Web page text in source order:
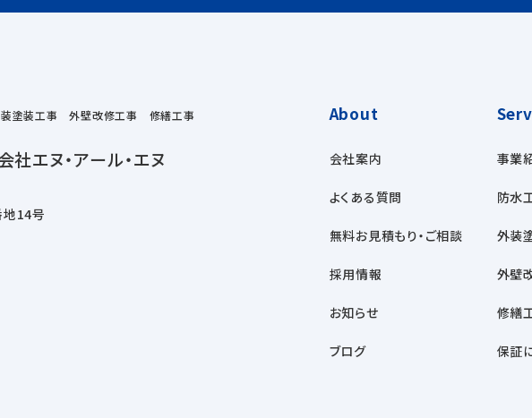
塗装工事 外壁改修工事 修繕工事
社エヌ・アール・エヌ
14号
About
会社案内
よくある質問
無料お見積もり・ご相談
採用情報
お知らせ
ブログ
事業
防水
外装
外壁
修繕
保証